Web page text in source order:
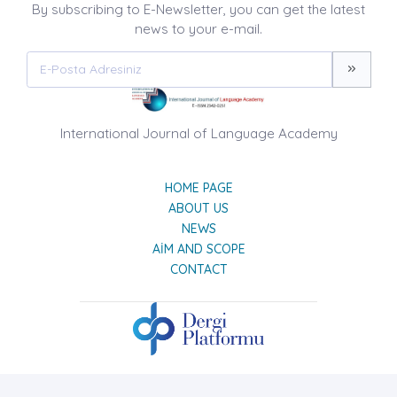
By subscribing to E-Newsletter, you can get the latest
news to your e-mail.
International Journal of Language Academy
HOME PAGE
ABOUT US
NEWS
AIM AND SCOPE
CONTACT